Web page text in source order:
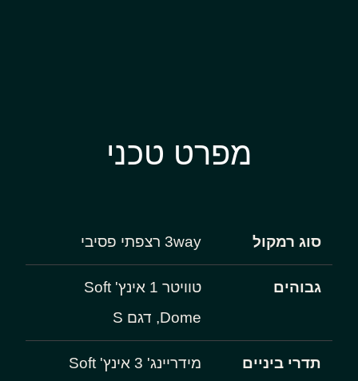
מפרט טכני
סוג רמקול 3way רצפתי פסיבי
גבוהים
טוויטר 1 אינץ' Soft
Dome, דגם S
תדרי ביניים
מידריינג' 3 אינץ' Soft